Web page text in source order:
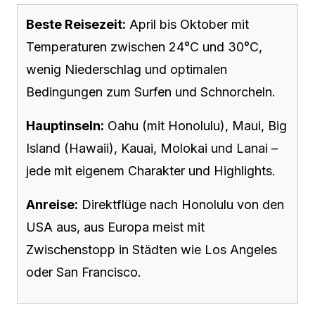
Beste Reisezeit: April bis Oktober mit
Temperaturen zwischen 24°C und 30°C,
wenig Niederschlag und optimalen
Bedingungen zum Surfen und Schnorcheln.
Hauptinseln: Oahu (mit Honolulu), Maui, Big
Island (Hawaii), Kauai, Molokai und Lanai –
jede mit eigenem Charakter und Highlights.
Anreise: Direktflüge nach Honolulu von den
USA aus, aus Europa meist mit
Zwischenstopp in Städten wie Los Angeles
oder San Francisco.